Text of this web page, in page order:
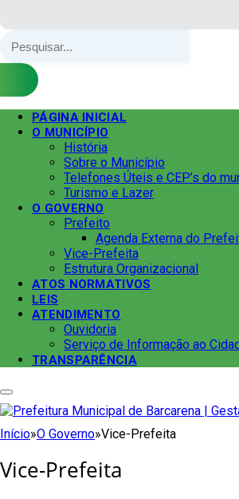
PÁGINA INICIAL
O MUNICÍPIO
História
Sobre o Município
Telefones Úteis e CEP’s do
Turismo e Lazer
O GOVERNO
Prefeito
Agenda Externa do
Vice-Prefeita
Estrutura Organizacional
ATOS NORMATIVOS
LEIS
ATENDIMENTO
Ouvidoria
Serviço de Informação ao
TRANSPARÊNCIA
Início»O Governo»Vice-Prefeita
Vice-Prefeita